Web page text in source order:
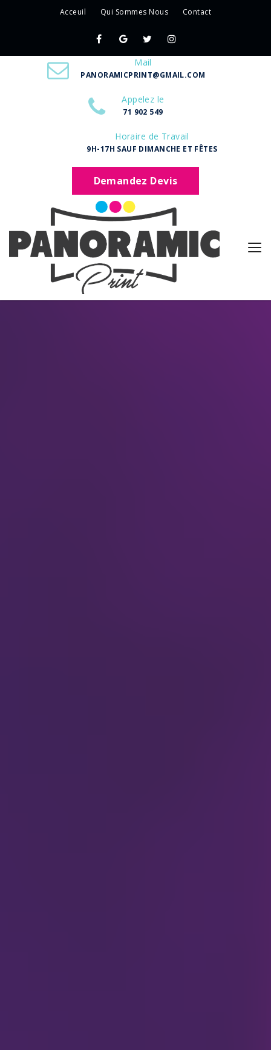
Acceuil Qui Sommes Nous Contact
Mail
PANORAMICPRINT@GMAIL.COM
Appelez le
71 902 549
Horaire de Travail
9H-17H SAUF DIMANCHE ET FÊTES
Demandez Devis